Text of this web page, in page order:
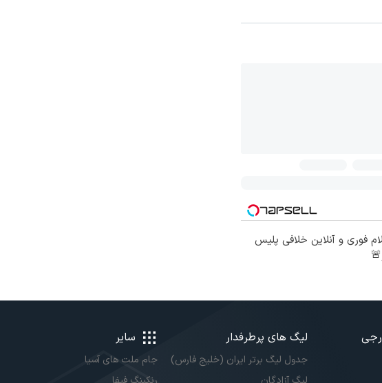
فوری و آنلاین خلافی پلیس
لیگ های پرطرفدار
جدول لیگ برتر ایران (خلیج فارس)
سایر
جام ملت های آسیا